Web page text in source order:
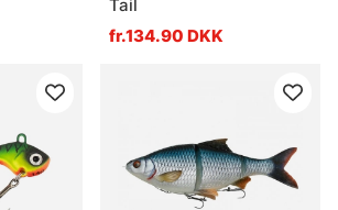
Tail
fr.134.90 DKK